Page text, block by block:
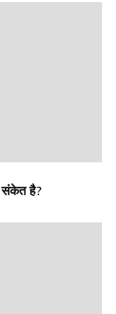
संकेत है?